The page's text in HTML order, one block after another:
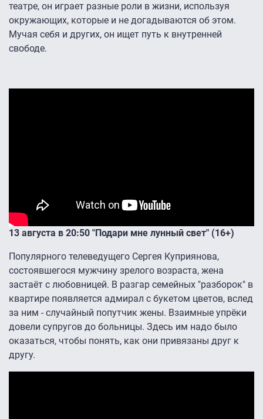
театре, он играет разные роли в жизни, используя
окружающих, которые и не догадываются об этом.
Мучая себя и других, он ищет путь к внутренней
свободе.
13 августа в 20:50 "Подари мне лунный свет" (16+)
Популярного телеведущего Сергея Куприянова,
состоявшегося мужчину зрелого возраста, жена
застаёт с любовницей. В разгар семейных "разборок" в
квартире появляется адмирал с букетом цветов, вслед
за ним - случайный попутчик жены. Взаимные упрёки
довели супругов до больницы. Здесь им надо было
оказаться, чтобы понять, как они привязаны друг к
другу.